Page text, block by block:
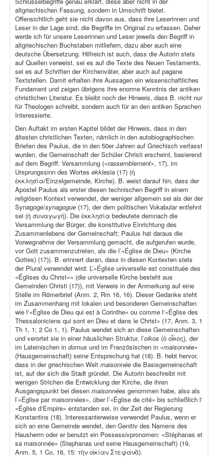
altgriechischen Fassung, sondern in Umschrift bietet.
Offensichtlich geht sie nicht davon aus, dass ihre Leserinnen und
Leser in der Lage sind, die Begriffe im Original zu erfassen. Daher
werde ich für unsere Leserinnen und Leser jeweils den Begriff in
altgriechischen Buchstaben mitliefern, dazu aber auch eine
deutsche Übersetzung. Hilfreich ist auch, dass die Autorin stets
auf Quellen verweist, sei es auf die Texte des Neuen Testaments,
sei es auf Schriften der Kirchenväter, aber auch auf pagane
Textstellen. Damit erhalten ihre Aussagen ein wissenschaftliches
Fundament und zeigen übrigens ihre enorme Kenntnis der antiken
christlichen Literatur. Es bleibt noch der Hinweis, dass B. nicht nur
für Theologen schreibt, sondern auch für an den antiken Sprachen
Interessierte.
Den Auftakt im ersten Kapitel bildet der Hinweis, dass in den
ältesten christlichen Texten, nämlich in den autobiographischen
Briefen des Paulus, die in den 50er Jahren auf Griechisch verfasst
wurden, die Gemeinschaft der Schüler Christi erscheint, basierend
auf dem Begriff: Versammlung («rassemblement», 17), im
Ursprungssinn des Wortes ekklesia (17) (ἡ
ἐκκλησία/Einzelgemeinde, Kirche). B. weist darauf hin, dass der
Apostel Paulus als erster diesen technischen Begriff in einem
religiösen Kontext verwendet, der weniger allgemein sei als der der
Synagoge/synagogue (17), der dem politischen Vokabular entlehnt
sei (ἡ συναγωγή). Die ἐκκλησία bedeutete demnach die
Versammlung der Bürger, die konstitutive Einrichtung des
Zusammenlebens der Gemeinschaft; Paulus hat daraus die
Vorwegnahme der Versammlung gemacht, die aufgerufen wurde,
vor Gott zusammenzutreten, als die l’«Église de Dieu» (Kirche
Gottes) (17)). B. erinnert daran, dass in diesen Kontexten stets
der Plural verwendet wird: L’«Église universelle est constituée des
«Églises du Christ»» (die universelle Kirche besteht aus
Gemeinden Christi (17)), mit Verweis in der Anmerkung auf eine
Stelle im Römerbrief (Anm. 2, Rm 16, 16). Dieser Gedanke steht
im Zusammenhang mit lokalen und besonderen Gemeinschaften
wie l‘«Église de Dieu qui est à Corinthe» ou comme l‘«Église des
Thessaloniciens qui sont en Dieu et dans le Christ» (17, Anm. 3, 1
Th 1, 1; 2 Co 1, 1). Paulus wendet sich an diese Gemeinschaften
und verortet sie in einer häuslichen Struktur, l’oikos (ὁ οἶκος), der
im Lateinischen in domus und im Französischen in «maisonnée»
(Hausgemeinschaft) seine Entsprechung hat (18). B. hebt hervor,
dass in der griechischen Welt maisonnée die Basisgemeinschaft
ist, auf der sich die Stadt gründet. Die Autorin beschreibt mit
wenigen Strichen die Entwicklung der Kirche, die ihren
Ausgangspunkt bei diesen maisonnées genommen habe, also als
l’«Église par maisonnées», über l’«Église de cité» bis schließlich l‘
«Église d‘Empire» entstanden sei, in der Zeit der Regierung
Konstantins (18). Interessanterweise verwendet Paulus, wenn er
sich an eine Gemeinde wendet, den Genitiv des Namens des
Hausherrn oder er benutzt ein Possessivpronomen: «Stéphanas et
sa maisonnée» (Stephanas und seine Hausgemeinschaft) (19,
Anm. 5, 1 Co, 16, 15: τὴν οἰκίαν Στεφανᾶ).